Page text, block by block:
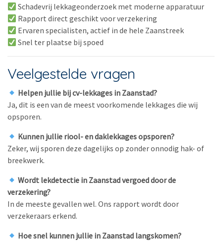
Schadevrij lekkageonderzoek met moderne apparatuur
Rapport direct geschikt voor verzekering
Ervaren specialisten, actief in de hele Zaanstreek
Snel ter plaatse bij spoed
Veelgestelde vragen
Helpen jullie bij cv-lekkages in Zaanstad?
Ja, dit is een van de meest voorkomende lekkages die wij
opsporen.
Kunnen jullie riool- en daklekkages opsporen?
Zeker, wij sporen deze dagelijks op zonder onnodig hak- of
breekwerk.
Wordt lekdetectie in Zaanstad vergoed door de
verzekering?
In de meeste gevallen wel. Ons rapport wordt door
verzekeraars erkend.
Hoe snel kunnen jullie in Zaanstad langskomen?